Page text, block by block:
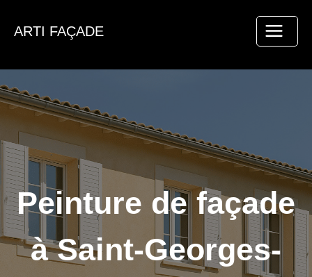
ARTI FAÇADE
Peinture de façade
à Saint-Georges-